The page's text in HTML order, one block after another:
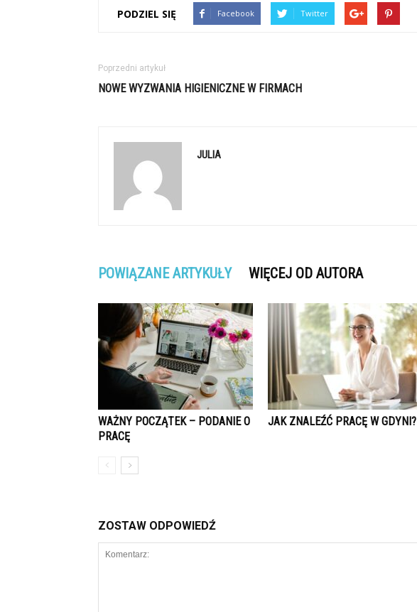
PODZIEL SIĘ Facebook Twitter
Poprzedni artykuł
NOWE WYZWANIA HIGIENICZNE W FIRMACH
JULIA
POWIĄZANE ARTYKUŁY WIĘCEJ OD AUTORA
WAŻNY POCZĄTEK – PODANIE O
PRACĘ
JAK ZNALEŹĆ PRACĘ W GDYNI?
ZOSTAW ODPOWIEDŹ